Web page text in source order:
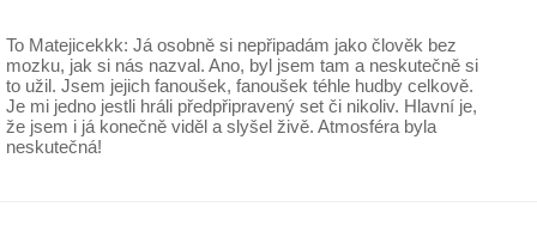
To Matejicekkk: Já osobně si nepřipadám jako člověk bez
mozku, jak si nás nazval. Ano, byl jsem tam a neskutečně si
to užil. Jsem jejich fanoušek, fanoušek téhle hudby celkově.
Je mi jedno jestli hráli předpřipravený set či nikoliv. Hlavní je,
že jsem i já konečně viděl a slyšel živě. Atmosféra byla
neskutečná!